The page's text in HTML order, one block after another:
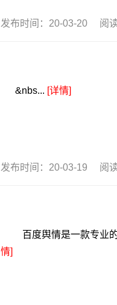
发布时间：20-03-20 阅
&nbs... [详情]
发布时间：20-03-19 阅
百度舆情是一款专业的
情]